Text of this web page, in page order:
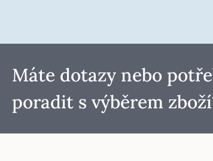
Máte dotazy nebo
poradit s výběrem